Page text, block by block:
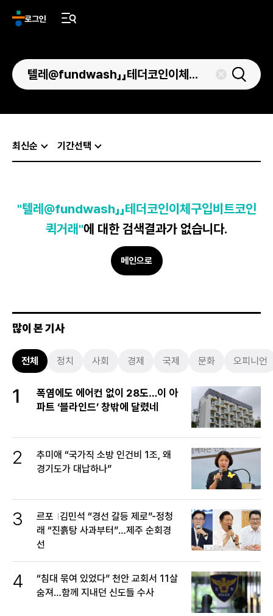
로그인
최신순 기간선택
"텔레@fundwash」」테더코인이체구입비트코인
퀵거래"에 대한 검색결과가 없습니다.
메인으로
많이 본 기사
전체 정치 사회 경제 국제 문화 오피니언
1
폭염에도 에어컨 없이 28도…이 아
파트 ‘블라인드’ 창밖에 달렸네
2
추미애 “국가직 소방 인건비 1조, 왜
경기도가 대납하나”
3 르포 김민석 “경선 갈등 제로”-정청
래 “진흙탕 사과부터”…제주 순회경
선
4
“침대 묶여 있었다” 천안 교회서 11살
숨져…함께 지내던 신도들 수사